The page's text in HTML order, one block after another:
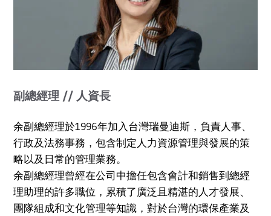
副總經理 // 人資長
余副總經理於1996年加入台灣瑞曼迪斯，負責人事、
行政及法務事務，包含制定人力資源管理與發展的策
略以及日常的管理業務。
余副總經理曾經在公司中擔任包含會計和銷售到總經
理助理的許多職位，累積了廣泛且精湛的人才發展、
團隊組成和文化管理等知識，對於台灣的環保產業及